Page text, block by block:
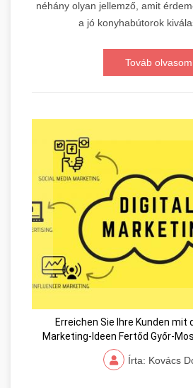
néhány olyan jellemző, amit
a jó konyhabútorok
Továb olvasom
Erreichen Sie Ihre Kunden mit
Marketing-Ideen Fertőd Győr-
Írta: Kovács